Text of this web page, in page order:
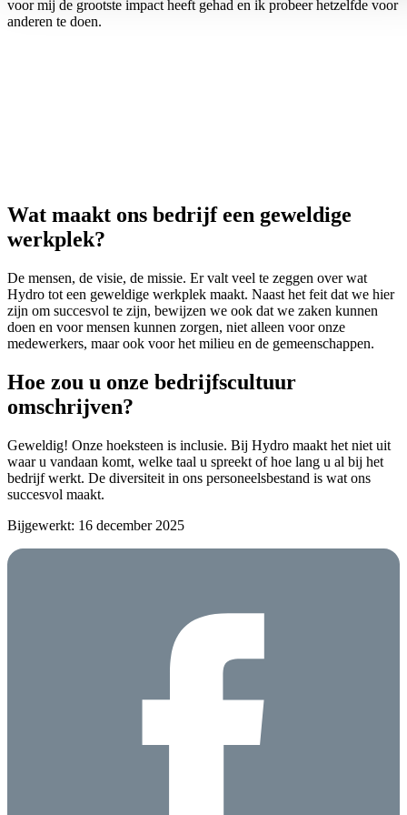
voor mij de grootste impact heeft gehad en ik probeer hetzelfde voor
anderen te doen.
Wat maakt ons bedrijf een geweldige
werkplek?
De mensen, de visie, de missie. Er valt veel te zeggen over wat
Hydro tot een geweldige werkplek maakt. Naast het feit dat we hier
zijn om succesvol te zijn, bewijzen we ook dat we zaken kunnen
doen en voor mensen kunnen zorgen, niet alleen voor onze
medewerkers, maar ook voor het milieu en de gemeenschappen.
Hoe zou u onze bedrijfscultuur
omschrijven?
Geweldig! Onze hoeksteen is inclusie. Bij Hydro maakt het niet uit
waar u vandaan komt, welke taal u spreekt of hoe lang u al bij het
bedrijf werkt. De diversiteit in ons personeelsbestand is wat ons
succesvol maakt.
Bijgewerkt: 16 december 2025